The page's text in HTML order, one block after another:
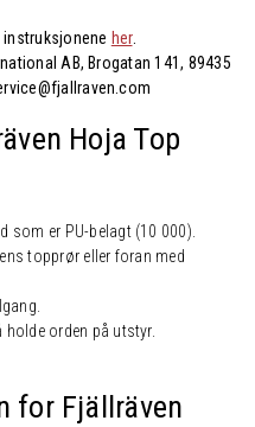
instruksjonene her.
AB, Brogatan 141, 89435
Hoja Top
som er PU-belagt (10 000).
topprør eller foran med
orden på utstyr.
for Fjällräven